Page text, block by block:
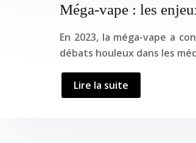
Méga-vape : les
En 2023, la méga-vape a
débats houleux dans les
Lire la suite